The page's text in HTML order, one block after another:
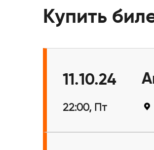
Купить
11.10.24
22:00, Пт